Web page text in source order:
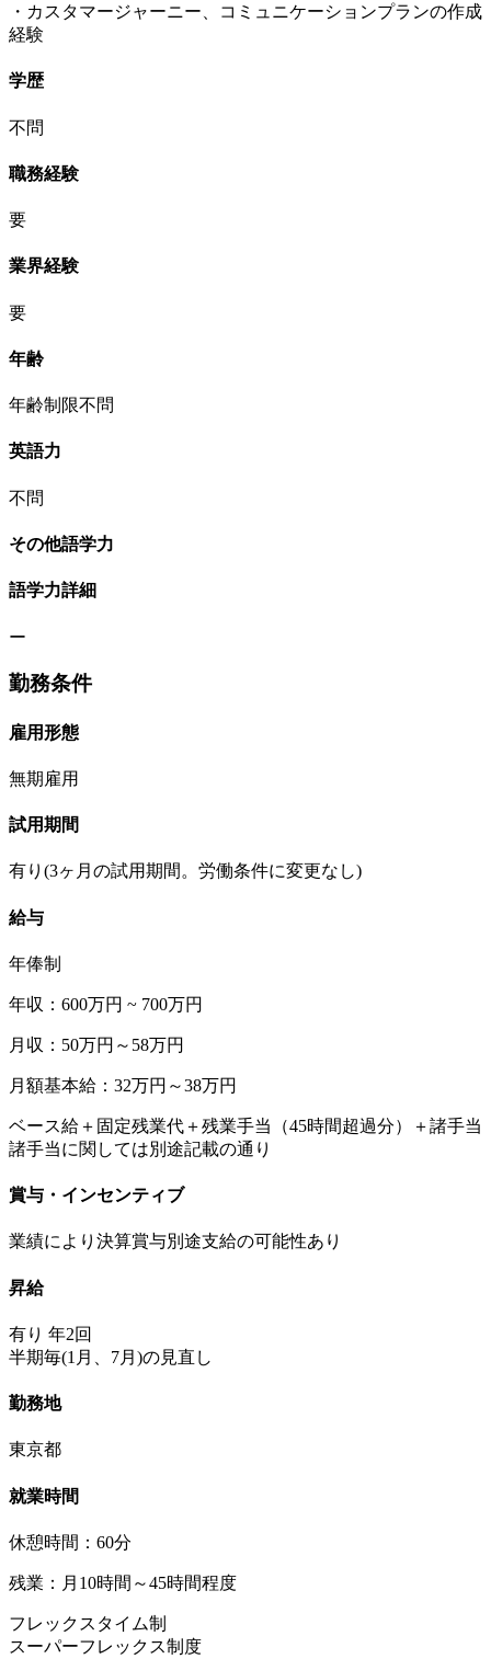
・カスタマージャーニー、コミュニケーションプランの作成
経験
学歴
不問
職務経験
要
業界経験
要
年齢
年齢制限不問
英語力
不問
その他語学力
語学力詳細
ー
勤務条件
雇用形態
無期雇用
試用期間
有り(3ヶ月の試用期間。労働条件に変更なし)
給与
年俸制
年収：600万円 ~ 700万円
月収：50万円～58万円
月額基本給：32万円～38万円
ベース給＋固定残業代＋残業手当（45時間超過分）＋諸手当
諸手当に関しては別途記載の通り
賞与・インセンティブ
業績により決算賞与別途支給の可能性あり
昇給
有り 年2回
半期毎(1月、7月)の見直し
勤務地
東京都
就業時間
休憩時間：60分
残業：月10時間～45時間程度
フレックスタイム制
スーパーフレックス制度